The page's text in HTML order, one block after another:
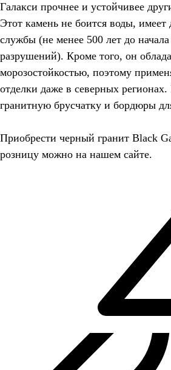
Галакси прочнее и устойчивее
Этот камень не боится воды, имеет
службы (не менее 500 лет до
разрушений). Кроме того, он
морозостойкостью, поэтому
отделки даже в северных
гранитную брусчатку и бордюры
Приобрести черный гранит Black
розницу можно на нашем сайте.